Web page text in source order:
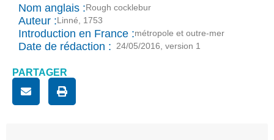
Nom anglais :Rough cocklebur
Auteur :Linné, 1753
Introduction en France :métropole et outre-mer
Date de rédaction : 24/05/2016, version 1
PARTAGER